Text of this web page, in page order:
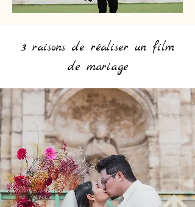
3 raisons de réaliser un film
de mariage